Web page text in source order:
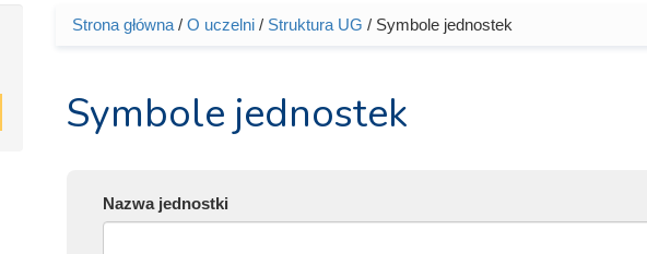
Jesteś tutaj
Strona główna/ O uczelni/ Struktura UG / Symbole jednostek
Symbole jednostek
Nazwa jednostki